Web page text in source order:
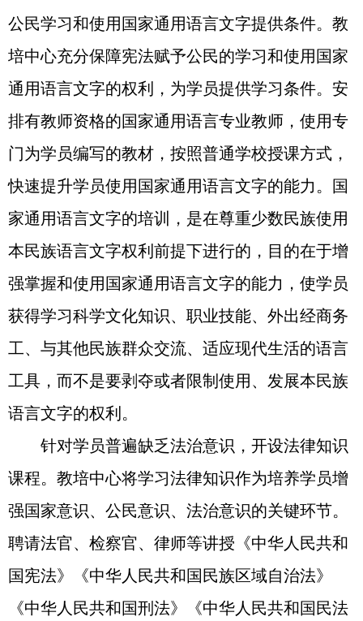
公民学习和使用国家通用语言文字提供条件。教
培中心充分保障宪法赋予公民的学习和使用国家
通用语言文字的权利，为学员提供学习条件。安
排有教师资格的国家通用语言专业教师，使用专
门为学员编写的教材，按照普通学校授课方式，
快速提升学员使用国家通用语言文字的能力。国
家通用语言文字的培训，是在尊重少数民族使用
本民族语言文字权利前提下进行的，目的在于增
强掌握和使用国家通用语言文字的能力，使学员
获得学习科学文化知识、职业技能、外出经商务
工、与其他民族群众交流、适应现代生活的语言
工具，而不是要剥夺或者限制使用、发展本民族
语言文字的权利。
针对学员普遍缺乏法治意识，开设法律知识
课程。教培中心将学习法律知识作为培养学员增
强国家意识、公民意识、法治意识的关键环节。
聘请法官、检察官、律师等讲授《中华人民共和
国宪法》《中华人民共和国民族区域自治法》
《中华人民共和国刑法》《中华人民共和国民法